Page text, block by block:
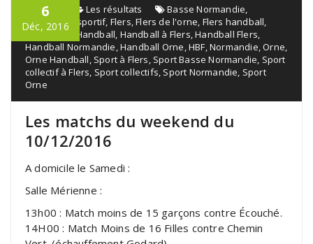
6
Déc, 2016
admin Les résultats Basse Normandie
Événement sportif, Flers ,Flers de l'orne Flers handball
Flers sport
Handball Handball à Flers ,Handball Flers
Handball Normandie ,Handball Orne ,HBF ,Normandie ,Orne
Orne Handball Sport à Flers Sport Basse Normandie Sport
collectif à Flers Sport collectifs Sport Normandie Sport
Orne
Les matchs du weekend du
10/12/2016
A domicile le Samedi :
Salle Mérienne :
13h00 : Match moins de 15 garçons contre Écouché.
14H00 : Match Moins de 16 Filles contre Chemin